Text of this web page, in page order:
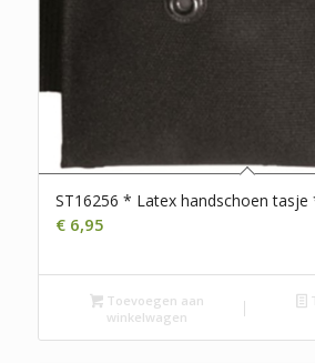
ST16256 * Latex handschoen tasje
€6,95
Toevoegen aan
winkelwagen